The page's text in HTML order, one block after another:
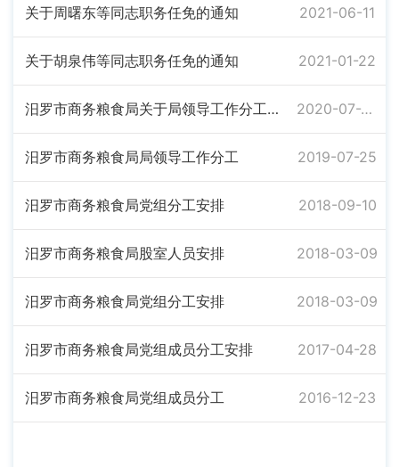
关于周曙东等同志职务任免的通知 2021-06-11
关于胡泉伟等同志职务任免的通知 2021-01-22
汨罗市商务粮食局关于局领导工作分工的通知 2020-07-24
汨罗市商务粮食局局领导工作分工 2019-07-25
汨罗市商务粮食局党组分工安排 2018-09-10
汨罗市商务粮食局股室人员安排 2018-03-09
汨罗市商务粮食局党组分工安排 2018-03-09
汨罗市商务粮食局党组成员分工安排 2017-04-28
汨罗市商务粮食局党组成员分工 2016-12-23